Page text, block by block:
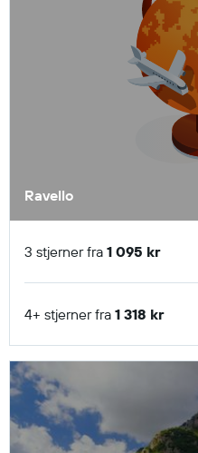
Ravello
3 stjerner fra 1 095 kr
4+ stjerner fra 1 318 kr